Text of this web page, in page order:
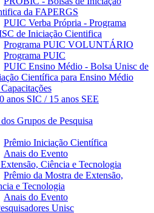
da FAPERGS
PUIC Verba Própria - Programa
de Iniciação Cientifica
Programa PUIC VOLUNTÁRIO
Programa PUIC
PUIC Ensino Médio - Bolsa Unisc de
Científica para Ensino Médio
anos SIC / 15 anos SEE
Grupos de Pesquisa
Prêmio Iniciação Científica
Anais do Evento
Ciência e Tecnologia
Prêmio da Mostra de Extensão,
e Tecnologia
Anais do Evento
Unisc